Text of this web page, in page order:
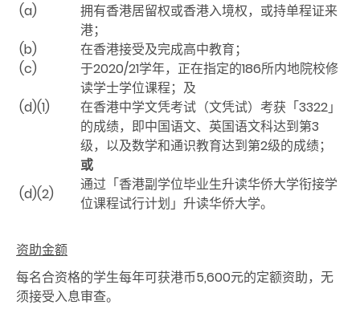
(a)
拥有香港居留权或香港入境权，或持单程证来
港；
(b)
在香港接受及完成高中教育；
(c)
于2020/21学年，正在指定的186所内地院校修
读学士学位课程；及
(d)(1)
在香港中学文凭考试（文凭试）考获「3322」
的成绩，即中国语文、英国语文科达到第3
级，以及数学和通识教育达到第2级的成绩；
或
(d)(2)
通过「香港副学位毕业生升读华侨大学衔接学
位课程试行计划」升读华侨大学。
资助金额
每名合资格的学生每年可获港币5,600元的定额资助，无
须接受入息审查。